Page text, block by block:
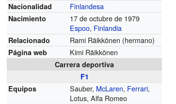
Nacionalidad
Finlandesa
Nacimiento
17 de octubre de 1979
Espoo, Finlandia
Relacionado Rami Räikkönen (hermano)
Página web Kimi Räikkönen
Carrera deportiva
F1
Equipos
Sauber, McLaren, Ferrari,
Lotus, Alfa Romeo